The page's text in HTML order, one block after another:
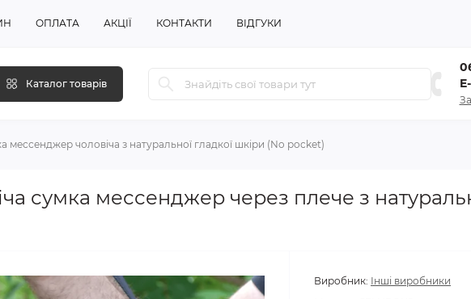
ОПЛАТА АКЦІЇ КОНТАКТИ ВІДГУКИ
Каталог товарів
мессенджер чоловіча з натуральної гладкої шкіри (No pocket)
сумка мессенджер через плече з
Виробник: Інші виробники